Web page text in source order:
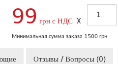
99 грн с НДС X
Минимальная сумма заказа 1500 грн
Отзывы / Вопросы (0)